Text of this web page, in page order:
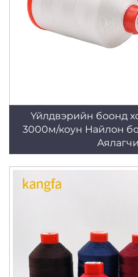
Үйлдвэрийн боонд
3000м/коун Найлон